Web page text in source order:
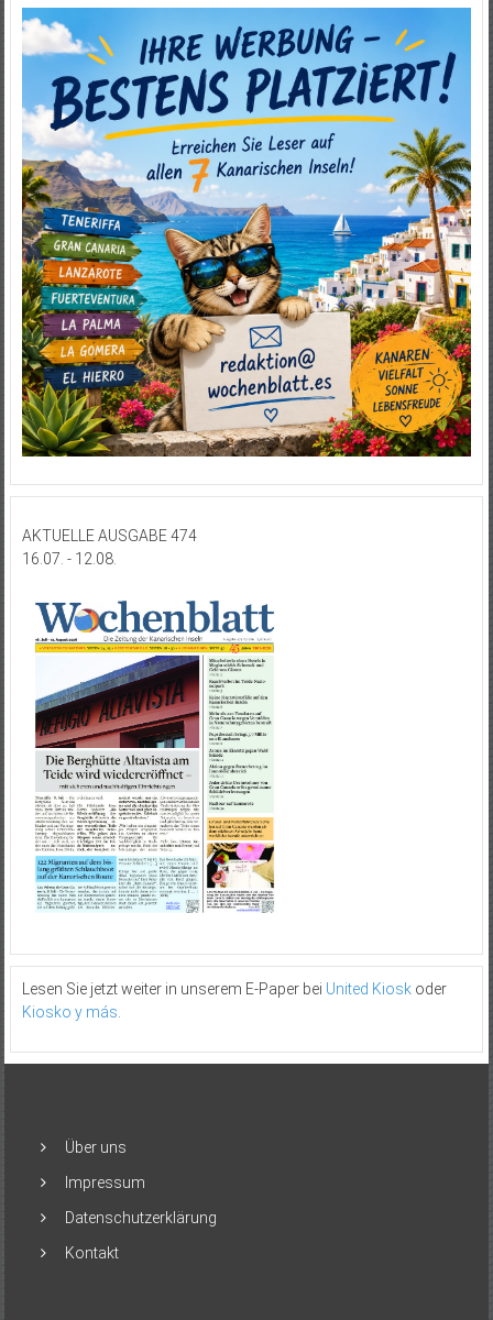
AKTUELLE AUSGABE 474
16.07. - 12.08.
Lesen Sie jetzt weiter in unserem E-Paper bei United Kioskoder
Kiosko y más
Über uns
Impressum
Datenschutzerklärung
Kontakt